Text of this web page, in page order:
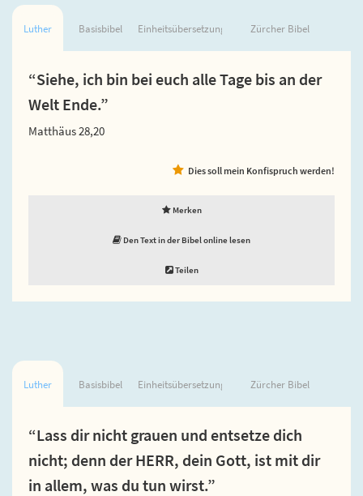
Luther Basisbibel Einheitsübersetzung Zürcher Bibel
“Siehe, ich bin bei euch alle Tage bis an der
Welt Ende.”
Matthäus 28,20
Dies soll mein Konfispruch werden!
Merken
Den Text in der Bibel online lesen
Teilen
Luther Basisbibel Einheitsübersetzung Zürcher Bibel
“Lass dir nicht grauen und entsetze dich
nicht; denn der HERR, dein Gott, ist mit dir
in allem, was du tun wirst.”